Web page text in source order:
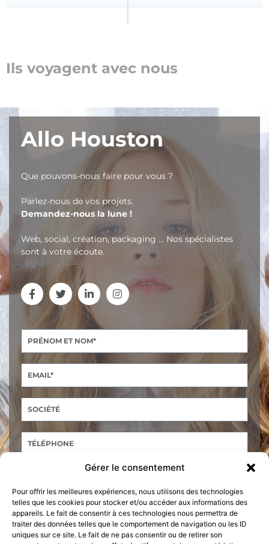
Gérer le consentement
Pour offrir les meilleures expériences, nous utilisons des technologies
telles que les cookies pour stocker et/ou accéder aux informations des
appareils. Le fait de consentir à ces technologies nous permettra de
traiter des données telles que le comportement de navigation ou les ID
uniques sur ce site. Le fait de ne pas consentir ou de retirer son
Ils voyagent avec nous
Allo Houston
Que pouvons-nous faire pour vous ?
Parlez-nous de vos projets.
Demandez-nous la lune !
Web, social, création, packaging … Nos spécialistes
sont à votre écoute.
ENVOYER